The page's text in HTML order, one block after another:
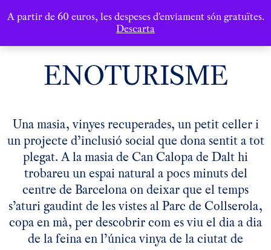
A partir de 60 euros, les despeses d'enviament són gratuïtes.
Descarta
ENOTURISME
Una masia, vinyes recuperades, un petit celler i
un projecte d’inclusió social que dona sentit a tot
plegat. A la masia de Can Calopa de Dalt hi
trobareu un espai natural a pocs minuts del
centre de Barcelona on deixar que el temps
s’aturi gaudint de les vistes al Parc de Collserola,
copa en mà, per descobrir com es viu el dia a dia
de la feina en l’única vinya de la ciutat de